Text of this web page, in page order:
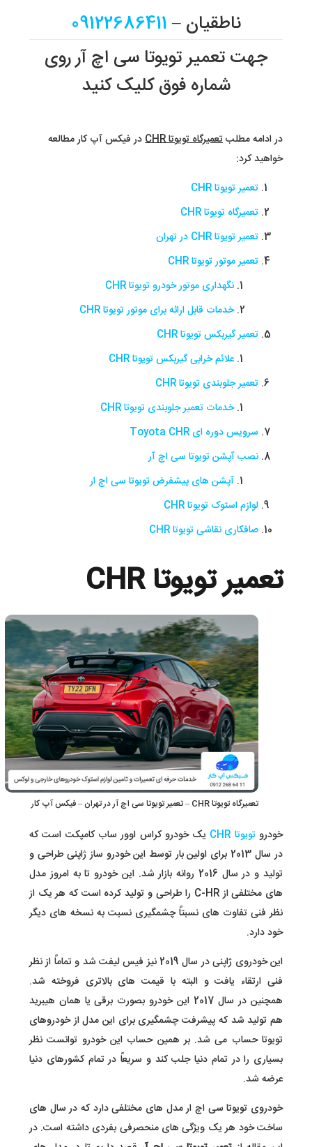
ناطقیان –09122686411
جهت تعمیر تویوتا سی اچ آر روی
شماره فوق کلیک کنید
در ادامه مطلبتعمیرگاه تویوتا CHR
در فیکس آپ کار مطالعه
خواهید کرد:
تعمیر تویوتا CHR
تعمیرگاه تویوتا CHR
تعمیر تویوتا CHR در تهران
تعمیر موتور تویوتا CHR
نگهداری موتور خودرو تویوتا CHR
خدمات قابل ارائه برای موتور تویوتا CHR
تعمیر گیربکس تویوتا CHR
علائم خرابی گیربکس تویوتا CHR
تعمیر جلوبندی تویوتا CHR
خدمات تعمیر جلوبندی تویوتا CHR
سرویس دوره ای Toyota CHR
نصب آپشن تویوتا سی اچ آر
آپشن های پیشفرض تویوتا سی اچ ار
لوازم استوک تویوتا CHR
صافکاری نقاشی تویوتا CHR
تعمیر تویوتا CHR
تعمیرگاه تویوتا CHR – تعمیر تویوتا سی اچ آر در تهران – فیکس آپ کار
خودروتویوتا CHR
یک خودرو کراس اوور ساب کامپکت است که
در سال 2013 برای اولین بار توسط این خودرو ساز ژاپنی طراحی و
تولید و در سال 2016 روانه بازار شد. این خودرو تا به امروز مدل
های مختلفی از C-HR را طراحی و تولید کرده است که هر یک از
نظر فنی تفاوت های نسبتاً چشمگیری نسبت به نسخه های دیگر
خود دارد.
این خودروی ژاپنی در سال 2019 نیز فیس لیفت شد و تماماً از نظر
فنی ارتقاء یافت و البته با قیمت های بالاتری فروخته شد.
همچنین در سال 2017 این خودرو بصورت برقی یا همان هیبرید
هم تولید شد که پیشرفت چشمگیری برای این مدل از خودروهای
تویوتا حساب می شد. بر همین حساب این خودرو توانست نظر
بسیاری را در تمام دنیا جلب کند و سریعاً در تمام کشورهای دنیا
عرضه شد.
خودروی تویوتا سی اچ ار مدل های مختلفی دارد که در سال های
ساخت خود هر یک ویژگی های منحصرفی بفردی داشته است. در